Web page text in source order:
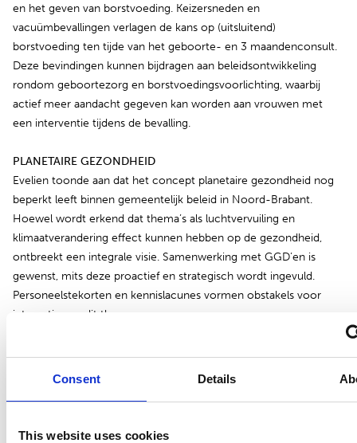
Consent Details
This website uses cookies
en het geven van borstvoeding. Keizersneden en
vacuümbevallingen verlagen de kans op (uitsluitend)
borstvoeding ten tijde van het geboorte- en 3 maandenconsult.
Deze bevindingen kunnen bijdragen aan beleidsontwikkeling
rondom geboortezorg en borstvoedingsvoorlichting, waarbij
actief meer aandacht gegeven kan worden aan vrouwen met
een interventie tijdens de bevalling.
PLANETAIRE GEZONDHEID
Evelien toonde aan dat het concept planetaire gezondheid nog
beperkt leeft binnen gemeentelijk beleid in Noord-Brabant.
Hoewel wordt erkend dat thema’s als luchtvervuiling en
klimaatverandering effect kunnen hebben op de gezondheid,
ontbreekt een integrale visie. Samenwerking met GGD’en is
gewenst, mits deze proactief en strategisch wordt ingevuld.
Personeelstekorten en kennislacunes vormen obstakels voor
integratie van dit thema.
Nicole onderzocht de relatie tussen geobserveerde
ontbreekt. De studie onderstreept het belang van het